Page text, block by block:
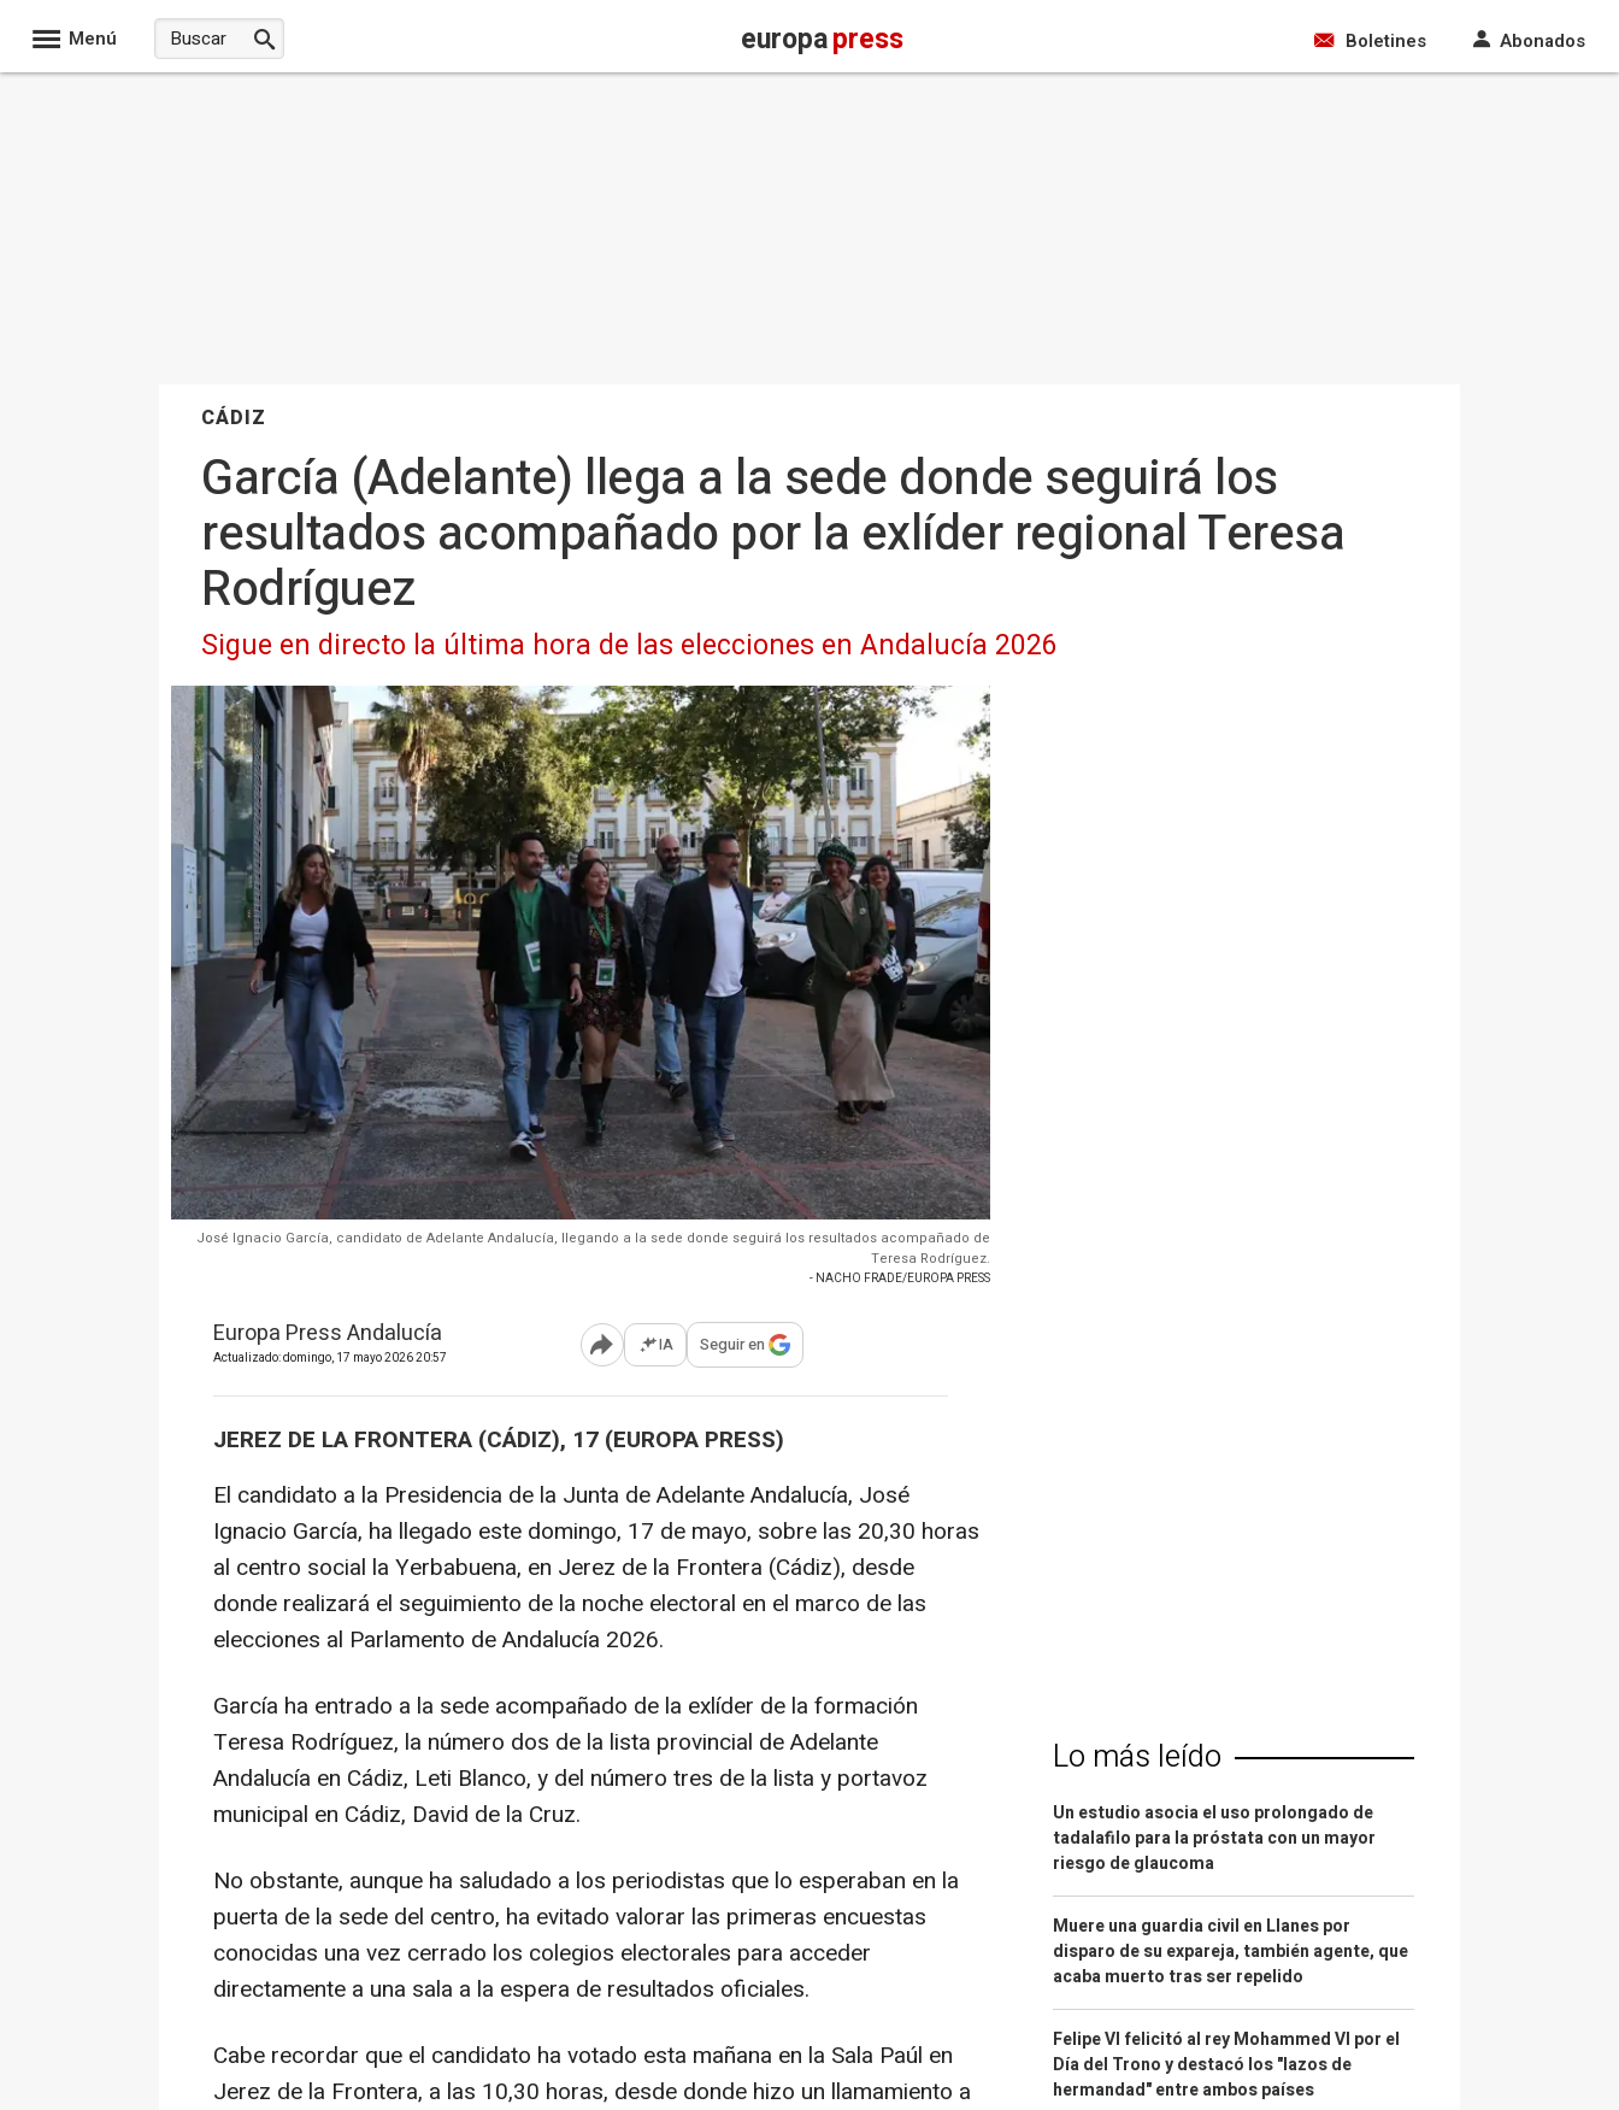
Menú europapress Boletines Abonados
CÁDIZ
García (Adelante) llega a la sede donde seguirá los
resultados acompañado por la exlíder regional Teresa
Rodríguez
Sigue en directo la última hora de las elecciones en Andalucía 2026
José Ignacio García, candidato de Adelante Andalucía, llegando a la sede donde seguirá los resultados acompañado de
Teresa Rodríguez.
- NACHO FRADE/EUROPA PRESS
Europa Press Andalucía
Actualizado: domingo, 17 mayo 2026 20:57 Abrir opciones para compartir
IA Seguir en
JEREZ DE LA FRONTERA (CÁDIZ), 17 (EUROPA PRESS)
El candidato a la Presidencia de la Junta de Adelante Andalucía, José
Ignacio García, ha llegado este domingo, 17 de mayo, sobre las 20,30 horas
al centro social la Yerbabuena, en Jerez de la Frontera (Cádiz), desde
donde realizará el seguimiento de la noche electoral en el marco de las
elecciones al Parlamento de Andalucía 2026.
García ha entrado a la sede acompañado de la exlíder de la formación
Teresa Rodríguez, la número dos de la lista provincial de Adelante
Andalucía en Cádiz, Leti Blanco, y del número tres de la lista y portavoz
municipal en Cádiz, David de la Cruz.
No obstante, aunque ha saludado a los periodistas que lo esperaban en la
puerta de la sede del centro, ha evitado valorar las primeras encuestas
conocidas una vez cerrado los colegios electorales para acceder
directamente a una sala a la espera de resultados oficiales.
Cabe recordar que el candidato ha votado esta mañana en la Sala Paúl en
Jerez de la Frontera, a las 10,30 horas, desde donde hizo un llamamiento a
Lo más leído
Un estudio asocia el uso prolongado de
tadalafilo para la próstata con un mayor
riesgo de glaucoma
Muere una guardia civil en Llanes por
disparo de su expareja, también agente, que
acaba muerto tras ser repelido
Felipe VI felicitó al rey Mohammed VI por el
Día del Trono y destacó los "lazos de
hermandad" entre ambos países